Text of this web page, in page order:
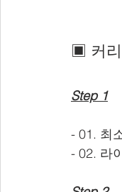
▣ 커
Step 1
- 01. 최
- 02. 라